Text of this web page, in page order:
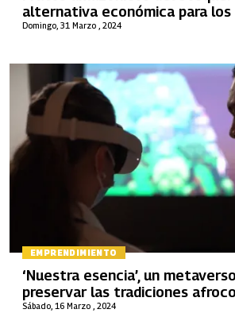
Domingo, 31 Marzo , 2024
alternativa económica para los
EMPRENDIMIENTO
Sábado, 16 Marzo , 2024
‘Nuestra esencia’, un
preservar las tradiciones